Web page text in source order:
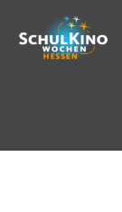
Inhalt
springen